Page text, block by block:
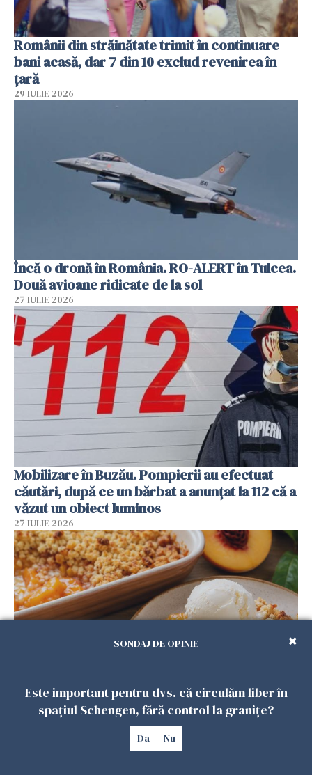
Românii din străinătate trimit în continuare
bani acasă, dar 7 din 10 exclud revenirea în
țară
29 IULIE 2026
Încă o dronă în România. RO-ALERT în Tulcea.
Două avioane ridicate de la sol
27 IULIE 2026
Mobilizare în Buzău. Pompierii au efectuat
căutări, după ce un bărbat a anunțat la 112 că a
văzut un obiect luminos
27 IULIE 2026
Crumble cu piersici și înghețată de vanilie.
Desertul verii care te cucerește de la prima
SONDAJ DE OPINIE
Este important pentru dvs. că circulăm liber în
spațiul Schengen, fără control la granițe?
Da Nu